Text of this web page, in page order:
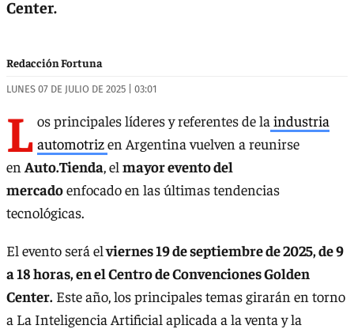
Center.
Redacción Fortuna
LUNES 07 DE JULIO DE 2025 | 03:01
L os principales líderes y referentes de la industria
automotrizen Argentina vuelven a reunirse
en Auto.Tienda, el mayor evento del
mercadoenfocado en las últimas tendencias
tecnológicas.
El evento será elviernes 19 de septiembre de 2025, de 9
a 18 horas, en el Centro de Convenciones Golden
Center. Este año, los principales temas girarán en torno
a La Inteligencia Artificial aplicada a la venta y la